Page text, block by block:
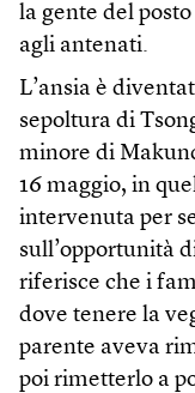
la gente del
agli antenati.
L’ansia è
sepoltura di
minore di
16 maggio, in
intervenuta per
sull’opportunità
riferisce che i
dove tenere la
parente aveva
poi rimetterlo a